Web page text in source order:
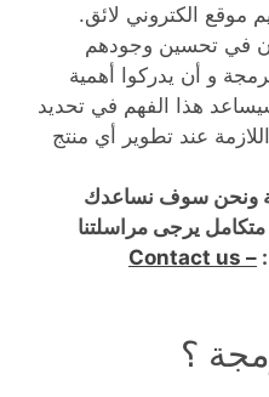
موقع الكتروني لائق.
في تحسين وجودهم
و أن يدركوا أهمية
هذا الفهم في تحديد
عند تطوير أي منتج
ونحن سوف نساعدك
يرجى مراسلتنا
Contact us –
؟